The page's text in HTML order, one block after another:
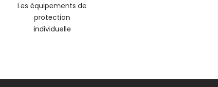
Les équipements de
protection
individuelle